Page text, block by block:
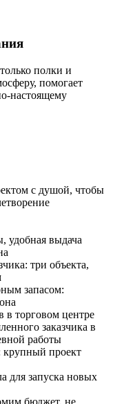
полки и
помогает
настоящему
с душой, чтобы